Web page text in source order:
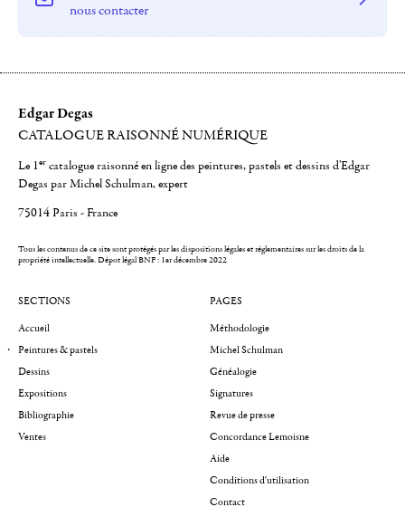
nous contacter
Edgar Degas
CATALOGUE RAISONNÉ NUMÉRIQUE
Le 1er catalogue raisonné en ligne des peintures, pastels et dessins d'Edgar
Degas par Michel Schulman, expert
75014 Paris - France
Tous les contenus de ce site sont protégés par les dispositions légales et réglementaires sur les droits de la
propriété intellectuelle.Dépot légal BNF : 1er décembre 2022
SECTIONS
Accueil
Peintures & pastels
Dessins
Expositions
Bibliographie
Ventes
PAGES
Méthodologie
Michel Schulman
Généalogie
Signatures
Revue de presse
Concordance Lemoisne
Aide
Conditions d'utilisation
Contact